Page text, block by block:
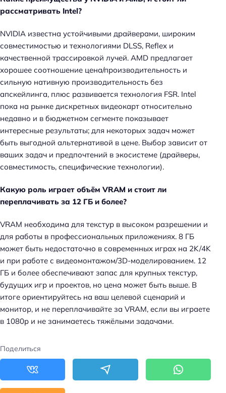
рассматривать Intel?
NVIDIA известна устойчивыми драйверами, широким
совместимостью и технологиями DLSS, Reflex и
качественной трассировкой лучей. AMD предлагает
хорошее соотношение цена/производительность и
сильную нативную производительность без
апскейлинга, плюс развивается технология FSR. Intel
пока на рынке дискретных видеокарт относительно
недавно и в бюджетном сегменте показывает
интересные результаты; для некоторых задач может
быть выгодной альтернативой в цене. Выбор зависит от
ваших задач и предпочтений в экосистеме (драйверы,
совместимость, специфические технологии).
Какую роль играет объём VRAM и стоит ли
переплачивать за 12 ГБ и более?
VRAM необходима для текстур в высоком разрешении и
для работы в профессиональных приложениях. 8 ГБ
может быть недостаточно в современных играх на 2K/4K
и при работе с видеомонтажом/3D-моделированием. 12
ГБ и более обеспечивают запас для крупных текстур,
будущих игр и проектов, но цена может быть выше. В
итоге ориентируйтесь на ваш целевой сценарий и
монитор, и не переплачивайте за VRAM, если вы играете
в 1080p и не занимаетесь тяжёлыми задачами.
Поделиться